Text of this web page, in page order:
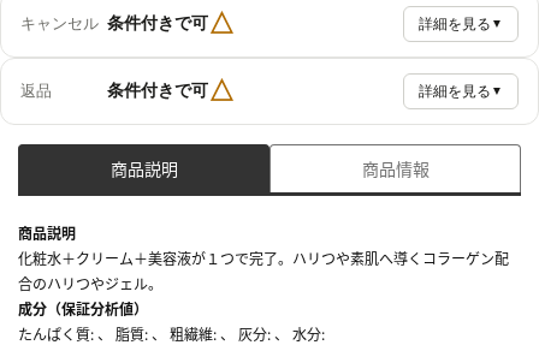
キャンセル 条件付きで可△ 詳細を見る ▼
返品 条件付きで可△ 詳細を見る ▼
商品説明 商品情報
商品説明
化粧水＋クリーム＋美容液が１つで完了。ハリつや素肌へ導くコラーゲン配
合のハリつやジェル。
成分（保証分析値）
たんぱく質: 、 脂質: 、 粗繊維: 、 灰分: 、 水分: